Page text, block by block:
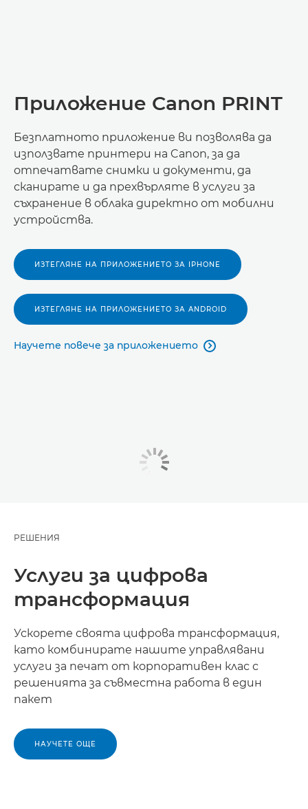
Приложение Canon PRINT
Безплатното приложение ви позволява да
използвате принтери на Canon, за да
отпечатвате снимки и документи, да
сканирате и да прехвърляте в услуги за
съхранение в облака директно от мобилни
устройства.
ИЗТЕГЛЯНЕ НА ПРИЛОЖЕНИЕТО ЗА IPHONE
ИЗТЕГЛЯНЕ НА ПРИЛОЖЕНИЕТО ЗА ANDROID
Научете повече за приложението 
РЕШЕНИЯ
Услуги за цифрова
трансформация
Ускорете своята цифрова трансформация,
като комбинирате нашите управлявани
услуги за печат от корпоративен клас с
решенията за съвместна работа в един
пакет
НАУЧЕТЕ ОЩЕ